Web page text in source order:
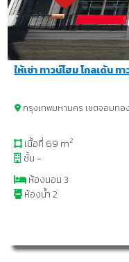
ให้เช่า ทาวน์โฮม โกลเด้น
กรุงเทพมหานคร เขตจอมทอง
เนื้อที่ 69 m2
ชั้น -
ห้องนอน 3
ห้องน้ำ 2